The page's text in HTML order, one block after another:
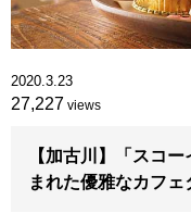
2020.3.23
27,227 views
【加古川】「スコ
まれた優雅なカフェ